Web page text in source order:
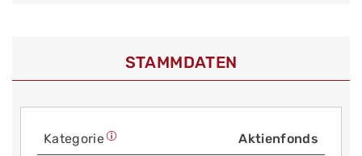
STAMMDATEN
Kategorie Aktienfonds